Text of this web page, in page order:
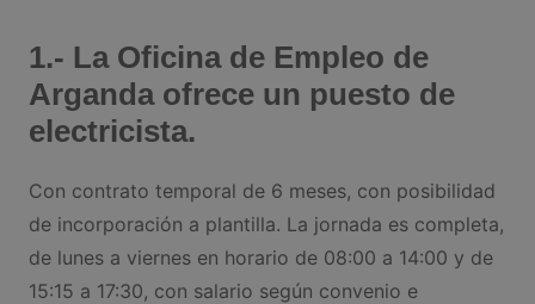
1.- La Oficina de Empleo de
Arganda ofrece un puesto de
electricista.
Con contrato temporal de 6 meses, con posibilidad
de incorporación a plantilla. La jornada es completa,
de lunes a viernes en horario de 08:00 a 14:00 y de
15:15 a 17:30, con salario según convenio e